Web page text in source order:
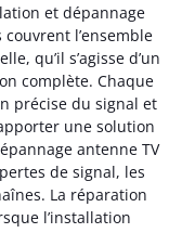
et dépannage
l’ensemble
qu’il s’agisse d’un
complète. Chaque
précise du signal et
une solution
antenne TV
de signal, les
La réparation
l’installation